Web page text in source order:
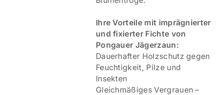
Ihre Vorteile mit imprägnierter
und fixierter Fichte von
Pongauer Jägerzaun:
Dauerhafter Holzschutz gegen
Feuchtigkeit, Pilze und
Insekten
Gleichmäßiges Vergrauen –